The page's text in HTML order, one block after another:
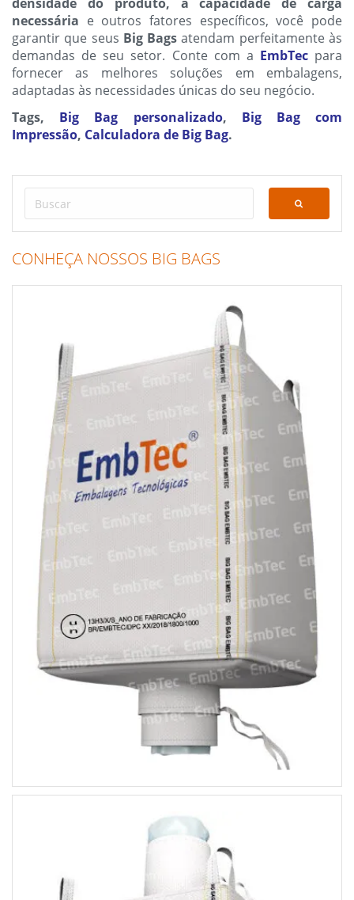
necessária e outros fatores específicos, você pode
garantir que seus Big Bags atendam perfeitamente às
demandas de seu setor. Conte com a EmbTec para
fornecer as melhores soluções em embalagens,
adaptadas às necessidades únicas do seu negócio.
Tags, Big Bag personalizado, Big Bag com
Impressão, Calculadora de Big Bag.
CONHEÇA NOSSOS BIG BAGS